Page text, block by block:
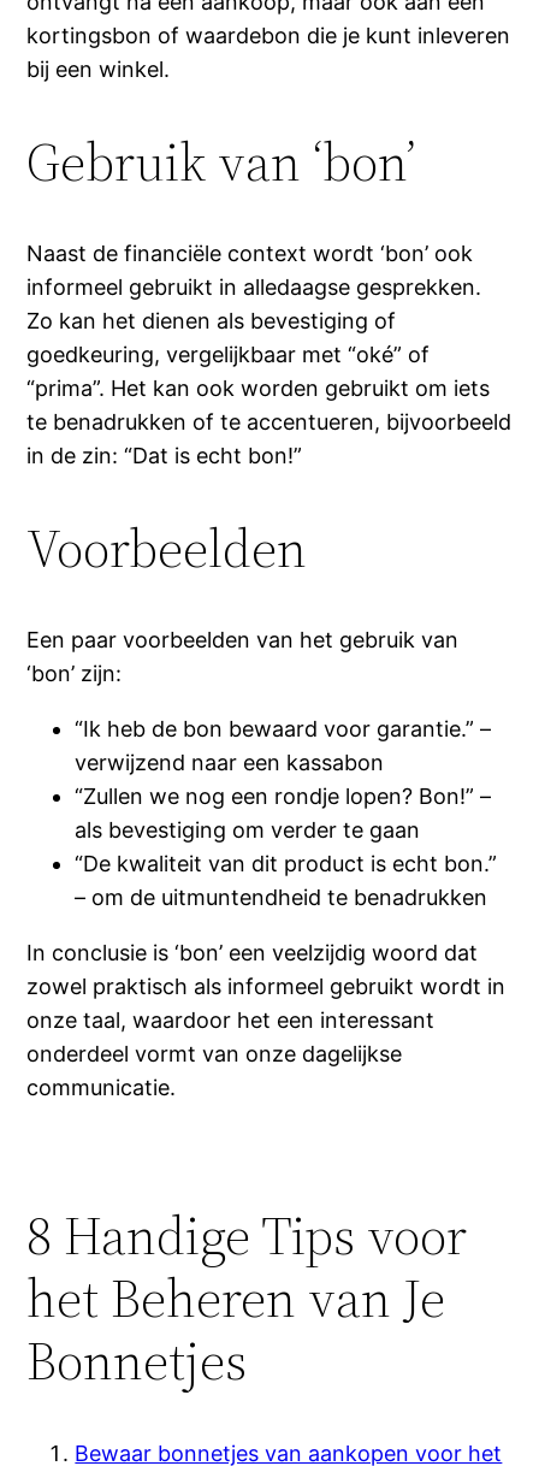
kortingsbon of waardebon die je kunt inleveren
bij een winkel.
Gebruik van ‘bon’
Naast de financiële context wordt ‘bon’ ook
informeel gebruikt in alledaagse gesprekken.
Zo kan het dienen als bevestiging of
goedkeuring, vergelijkbaar met “oké” of
“prima”. Het kan ook worden gebruikt om iets
te benadrukken of te accentueren, bijvoorbeeld
in de zin: “Dat is echt bon!”
Voorbeelden
Een paar voorbeelden van het gebruik van
‘bon’ zijn:
“Ik heb de bon bewaard voor garantie.” –
verwijzend naar een kassabon
“Zullen we nog een rondje lopen? Bon!” –
als bevestiging om verder te gaan
“De kwaliteit van dit product is echt bon.”
– om de uitmuntendheid te benadrukken
In conclusie is ‘bon’ een veelzijdig woord dat
zowel praktisch als informeel gebruikt wordt in
onze taal, waardoor het een interessant
onderdeel vormt van onze dagelijkse
communicatie.
8 Handige Tips voor
het Beheren van Je
Bonnetjes
Bewaar bonnetjes van aankopen voor het